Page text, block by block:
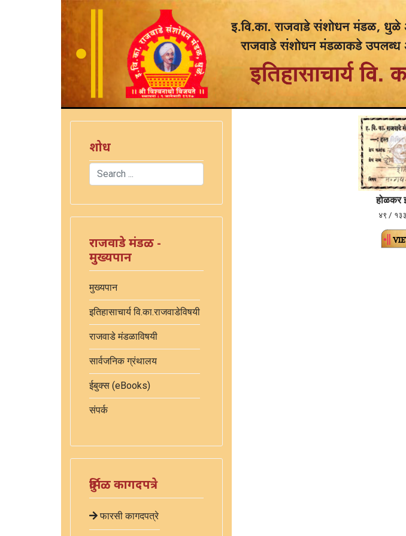
शोध
Search
राजवाडे मंडळ -
मुख्यपान
मुख्यपान
इतिहासाचार्य वि.का.राजवाडेविषयी
राजवाडे मंडळाविषयी
सार्वजनिक ग्रंथालय
ईबुक्स (eBooks)
संपर्क
दुर्मिळ कागदपत्रे
फारसी कागदपत्रे
होळकर
४९ /